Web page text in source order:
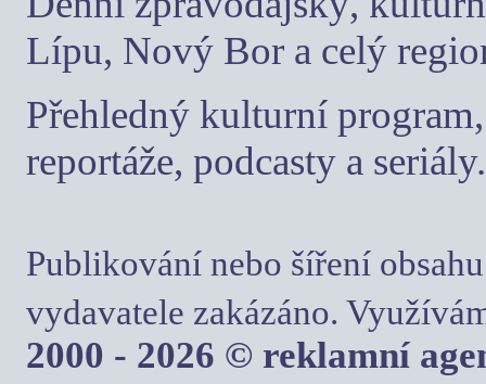
Lípu, Nový Bor a celý
Přehledný kulturní
reportáže, podcasty a seriály.
Publikování nebo šíření
vydavatele zakázáno.
2000 - 2026 © reklamní